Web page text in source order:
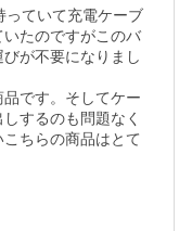
っていて充電ケーブ
たのですがこのバ
が不要になりまし
です。そしてケー
するのも問題なく
ちらの商品はとて